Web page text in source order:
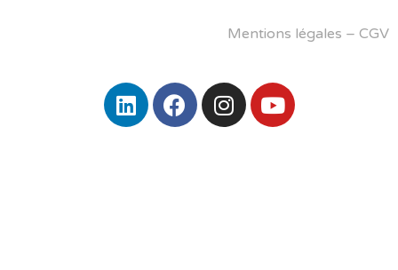
Mentions légales – CGV